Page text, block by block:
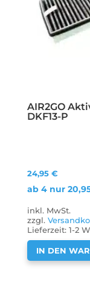
AIR2GO
DKF13-P
24,95€
ab 4 nur
inkl. MwSt.
zzgl.
Lieferzeit:1-2
IN DEN